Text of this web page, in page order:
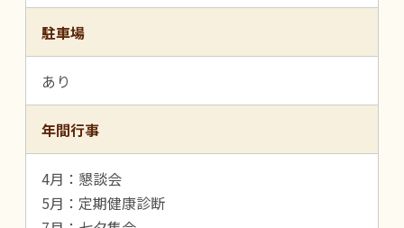
駐車場
あり
年間行事
4月：懇談会
5月：定期健康診断